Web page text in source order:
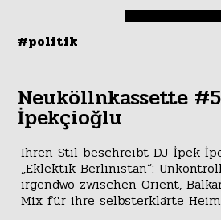
#politik
Neuköllnkassette
İpekçioğlu
Ihren Stil beschreibt DJ İpek
„Eklektik Berlinistan“:
irgendwo zwischen Orient,
Mix für ihre selbsterklärte